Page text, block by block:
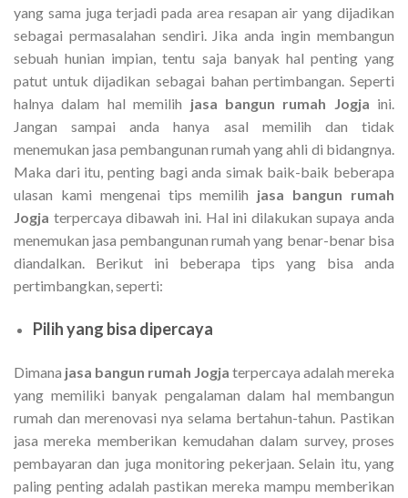
yang sama juga terjadi pada area resapan air yang dijadikan
sebagai permasalahan sendiri. Jika anda ingin membangun
sebuah hunian impian, tentu saja banyak hal penting yang
patut untuk dijadikan sebagai bahan pertimbangan. Seperti
halnya dalam hal memilih jasa bangun rumah Jogja ini.
Jangan sampai anda hanya asal memilih dan tidak
menemukan jasa pembangunan rumah yang ahli di bidangnya.
Maka dari itu, penting bagi anda simak baik-baik beberapa
ulasan kami mengenai tips memilih jasa bangun rumah
Jogja terpercaya dibawah ini. Hal ini dilakukan supaya anda
menemukan jasa pembangunan rumah yang benar-benar bisa
diandalkan. Berikut ini beberapa tips yang bisa anda
pertimbangkan, seperti:
Pilih yang bisa dipercaya
Dimana jasa bangun rumah Jogja terpercaya adalah mereka
yang memiliki banyak pengalaman dalam hal membangun
rumah dan merenovasi nya selama bertahun-tahun. Pastikan
jasa mereka memberikan kemudahan dalam survey, proses
pembayaran dan juga monitoring pekerjaan. Selain itu, yang
paling penting adalah pastikan mereka mampu memberikan